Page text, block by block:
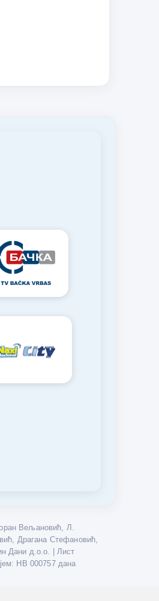
Вељановић, Л.
Драгана Стефановић,
Дани д.о.о. | Лист
НВ 000757 дана